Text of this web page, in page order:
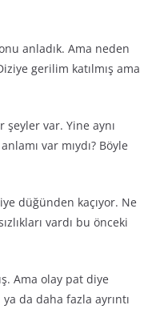
anladık. Ama neden
gerilim katılmış ama
var. Yine aynı
var mıydı? Böyle
düğünden kaçıyor. Ne
vardı bu önceki
Ama olay pat diye
da daha fazla ayrıntı